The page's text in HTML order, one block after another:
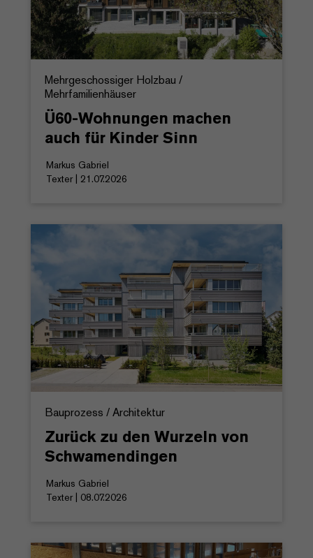
Mehrgeschossiger Holzbau /
Mehrfamilienhäuser
Ü60-Wohnungen machen
auch für Kinder Sinn
Markus Gabriel
Texter | 21.07.2026
Bauprozess / Architektur
Zurück zu den Wurzeln von
Schwamendingen
Markus Gabriel
Texter | 08.07.2026